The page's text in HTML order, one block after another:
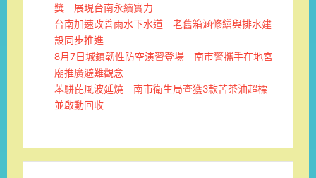
獎 展現台南永續實力
台南加速改善雨水下水道 老舊箱涵修繕與排水建
設同步推進
8月7日城鎮韌性防空演習登場 南市警攜手在地宮
廟推廣避難觀念
苯駢芘風波延燒 南市衛生局查獲3款苦茶油超標
並啟動回收